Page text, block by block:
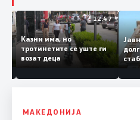
12:50
и
12:47
Казни има, но
тротинетите се уште ги
возат деца
МАКЕДОНИЈА